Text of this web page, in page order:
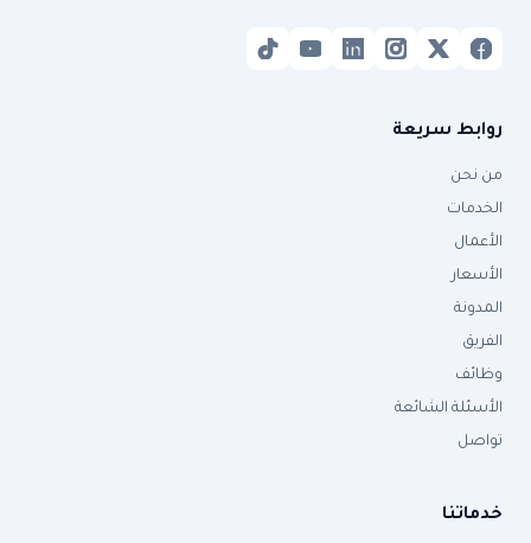
روابط سريعة
من نحن
الخدمات
الأعمال
الأسعار
المدونة
الفريق
وظائف
الأسئلة الشائعة
تواصل
خدماتنا